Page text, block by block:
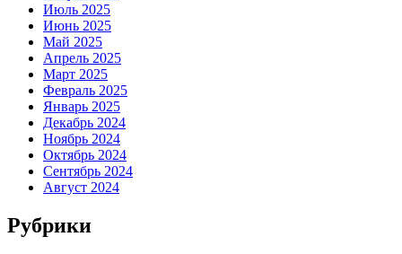
Июль 2025
Июнь 2025
Май 2025
Апрель 2025
Март 2025
Февраль 2025
Январь 2025
Декабрь 2024
Ноябрь 2024
Октябрь 2024
Сентябрь 2024
Август 2024
Рубрики